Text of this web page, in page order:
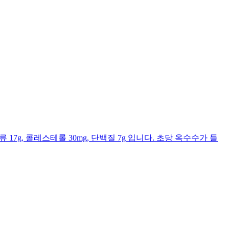
17g, 콜레스테롤 30mg, 단백질 7g 입니다. 초당 옥수수가 들